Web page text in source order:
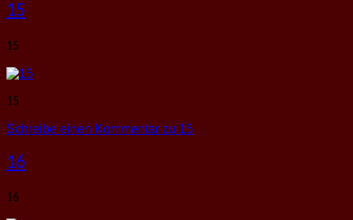
15
15
15
Schreibe einen Kommentar zu 15
16
16